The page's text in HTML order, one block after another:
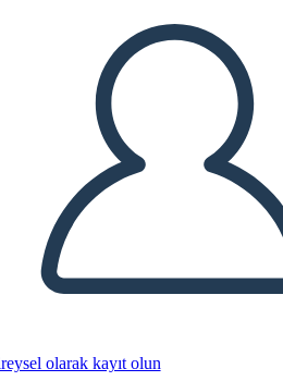
olarak kayıt olun
PANOSU OLUŞTUR
OYNAT
BENİ OKU